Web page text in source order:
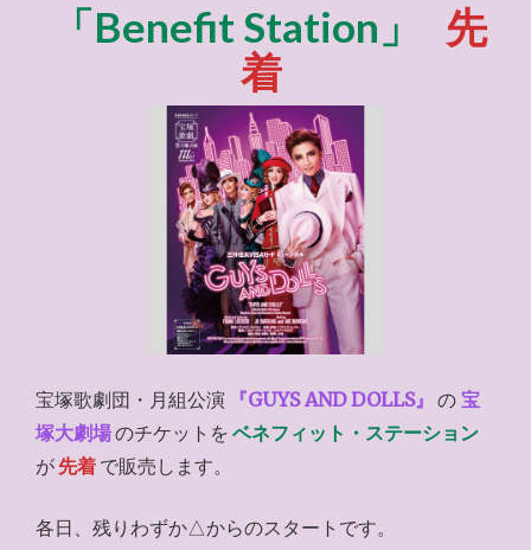
「Benefit Station」
先
着
宝塚歌劇団・月組公演 『GUYS AND DOLLS』 の 宝
塚大劇場のチケットを ベネフィット・ステーション
が 先着 で販売します。
各日、残りわずか△からのスタートです。